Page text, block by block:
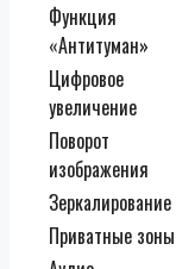
Функция
«Антитуман»
Цифровое
увеличение
Поворот
изображения
Зеркалирование
Приватные зоны